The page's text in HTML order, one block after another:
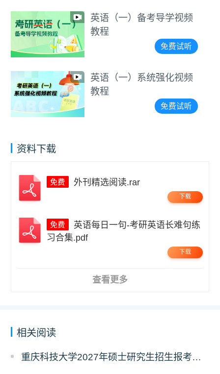
英语（一）备考导学视频
教程
免费试听
英语（一）系统强化视频
教程
免费试听
资料下载
外刊精选阅读.rar
下载
习合集.pdf
下载
查看更多
相关阅读
重庆科技大学2027年硕士研究生招生报考指南